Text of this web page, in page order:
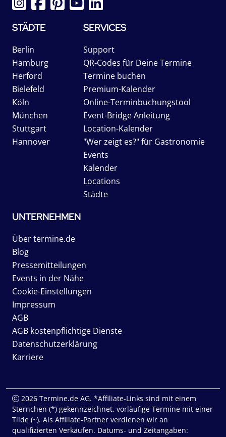
STÄDTE
Berlin
Hamburg
Herford
Bielefeld
Köln
München
Stuttgart
Hannover
SERVICES
Support
QR-Codes für Deine Termine
Termine buchen
Premium-Kalender
Online-Terminbuchungstool
Event-Bridge Anleitung
Location-Kalender
"Wer zeigt es?" für Gastronomie
Events
Kalender
Locations
Städte
UNTERNEHMEN
Über termine.de
Blog
Pressemitteilungen
Events in der Nähe
Cookie-Einstellungen
Impressum
AGB
AGB kostenpflichtige Dienste
Datenschutzerklärung
Karriere
2026 Termine.de AG. *Affiliate-Links sind mit einem
Sternchen (*) gekennzeichnet, vorläufige Termine mit einer
Tilde (~). Als Affiliate-Partner verdienen wir an
qualifizierten Verkäufen. Datums- und Zeitangaben: